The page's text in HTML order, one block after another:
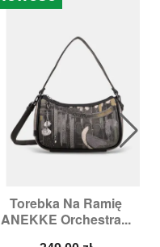
Torebka Na Ramię
ANEKKE Orchestra...